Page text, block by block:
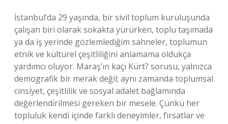
İstanbul’da 29 yaşında, bir sivil toplum kuruluşunda
çalışan biri olarak sokakta yürürken, toplu taşımada
ya da iş yerinde gözlemlediğim sahneler, toplumun
etnik ve kültürel çeşitliliğini anlamama oldukça
yardımcı oluyor. Maraş’ın kaçı Kürt? sorusu, yalnızca
demografik bir merak değil; aynı zamanda toplumsal
cinsiyet, çeşitlilik ve sosyal adalet bağlamında
değerlendirilmesi gereken bir mesele. Çünkü her
topluluk kendi içinde farklı deneyimler, fırsatlar ve